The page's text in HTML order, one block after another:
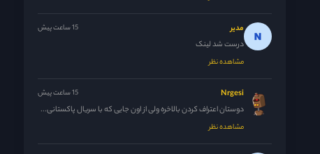
مدیر 15 ساعت پیش
درست شد لینک
مشاهده نظر
Nrgesi 15 ساعت پیش
دوستان اعتراف کردن بالاخره ولی از اون جایی که با سریال پاکستانی...
مشاهده نظر